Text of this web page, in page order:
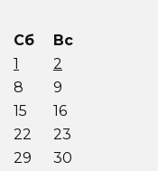
Сб
Вс
1
2
8
9
15
16
22
23
29
30